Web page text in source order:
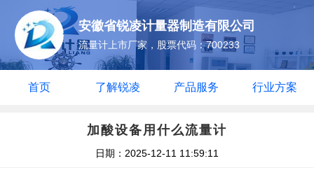
安徽省锐凌计量器制造有限公司
流量计上市厂家，股票代码：700233
首页 了解锐凌 产品服务 行业方案
加酸设备用什么流量计
日期：2025-12-11 11:59:11